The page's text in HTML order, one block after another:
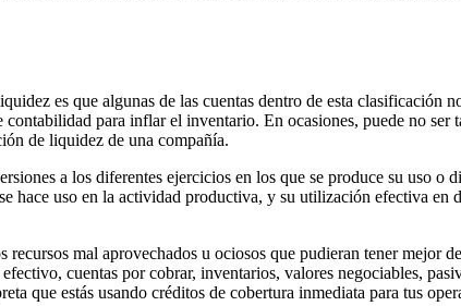
es que algunas de las cuentas dentro de esta clasificación
para inflar el inventario. En ocasiones, puede no
de liquidez de una compañía.
a los diferentes ejercicios en los que se produce su uso o
hace uso en la actividad productiva, y su utilización efectiva
mal aprovechados u ociosos que pudieran tener mejor
cuentas por cobrar, inventarios, valores negociables,
que estás usando créditos de cobertura inmediata para tus